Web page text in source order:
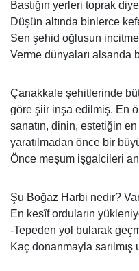
Bastığın yerleri toprak
Düşün altında binlerce
Sen şehid oğlusun incitme
Verme dünyaları alsanda
Çanakkale şehitlerinde
göre şiir inşa edilmiş. En
sanatın, dinin, estetiğin
yaratılmadan önce bir
Önce meşum işgalcileri
Şu Boğaz Harbi nedir?
En kesîf orduların
-Tepeden yol bularak
Kaç donanmayla sarılmış